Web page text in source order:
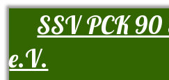
SSV PCK
e.V.